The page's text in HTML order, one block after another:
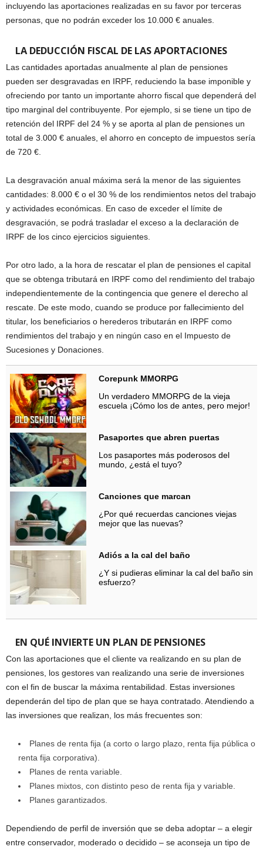
incluyendo las aportaciones realizadas en su favor por terceras
personas, que no podrán exceder los 10.000 € anuales.
LA DEDUCCIÓN FISCAL DE LAS APORTACIONES
Las cantidades aportadas anualmente al plan de pensiones
pueden ser desgravadas en IRPF, reduciendo la base imponible y
ofreciendo por tanto un importante ahorro fiscal que dependerá del
tipo marginal del contribuyente. Por ejemplo, si se tiene un tipo de
retención del IRPF del 24 % y se aporta al plan de pensiones un
total de 3.000 € anuales, el ahorro en concepto de impuestos sería
de 720 €.
La desgravación anual máxima será la menor de las siguientes
cantidades: 8.000 € o el 30 % de los rendimientos netos del trabajo
y actividades económicas. En caso de exceder el límite de
desgravación, se podrá trasladar el exceso a la declaración de
IRPF de los cinco ejercicios siguientes.
Por otro lado, a la hora de rescatar el plan de pensiones el capital
que se obtenga tributará en IRPF como del rendimiento del trabajo
independientemente de la contingencia que genere el derecho al
rescate. De este modo, cuando se produce por fallecimiento del
titular, los beneficiarios o herederos tributarán en IRPF como
rendimientos del trabajo y en ningún caso en el Impuesto de
Sucesiones y Donaciones.
Corepunk MMORPG
Un verdadero MMORPG de la vieja
escuela ¡Cómo los de antes, pero mejor!
Pasaportes que abren puertas
Los pasaportes más poderosos del
mundo, ¿está el tuyo?
Canciones que marcan
¿Por qué recuerdas canciones viejas
mejor que las nuevas?
Adiós a la cal del baño
¿Y si pudieras eliminar la cal del baño sin
esfuerzo?
EN QUÉ INVIERTE UN PLAN DE PENSIONES
Con las aportaciones que el cliente va realizando en su plan de
pensiones, los gestores van realizando una serie de inversiones
con el fin de buscar la máxima rentabilidad. Estas inversiones
dependerán del tipo de plan que se haya contratado. Atendiendo a
las inversiones que realizan, los más frecuentes son:
Planes de renta fija (a corto o largo plazo, renta fija pública o
renta fija corporativa).
Planes de renta variable.
Planes mixtos, con distinto peso de renta fija y variable.
Planes garantizados.
Dependiendo de perfil de inversión que se deba adoptar – a elegir
entre conservador, moderado o decidido – se aconseja un tipo de